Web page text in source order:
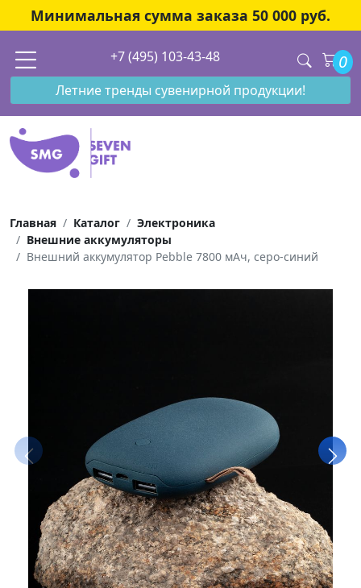
Минимальная сумма заказа 50 000 руб.
+7 (495) 103-43-48 0
Летние тренды сувенирной продукции!
Главная Каталог
Электроника
Внешние аккумуляторы
Внешний аккумулятор Pebble 7800 мАч, серо-синий